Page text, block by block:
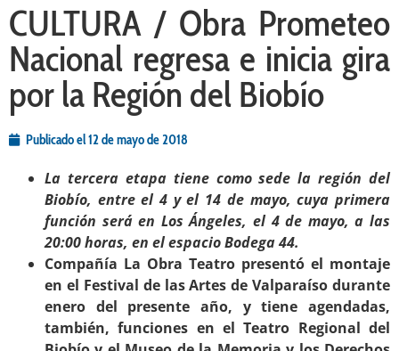
CULTURA / Obra Prometeo
Nacional regresa e inicia gira
por la Región del Biobío
Publicado el12 de mayo de 2018
La tercera etapa tiene como sede la región del
Biobío, entre el 4 y el 14 de mayo, cuya primera
función será en Los Ángeles, el 4 de mayo, a las
20:00 horas, en el espacio Bodega 44.
Compañía La Obra Teatro presentó el montaje
en el Festival de las Artes de Valparaíso durante
enero del presente año, y tiene agendadas,
también, funciones en el Teatro Regional del